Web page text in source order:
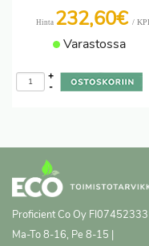
Hinta 232,60€ /
Varastossa
-
+
Proficient Co Oy FI07452333
Ma-To 8-16, Pe 8-15 |